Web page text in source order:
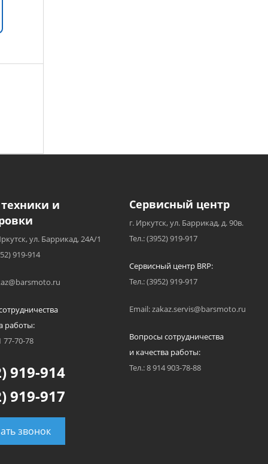
и
ул. Баррикад, 24А/1
919-914
работы:
77-70-78
919-914
919-917
звонок
Сервисный центр
г. Иркутск, ул. Баррикад, д. 90в.
Тел.: (3952) 919-917
Сервисный центр BRP:
Тел.: (3952) 919-917
Email: zakaz.servis@barsmoto.ru
Вопросы сотрудничества
и качества работы:
Тел.: 8 914 903-78-88